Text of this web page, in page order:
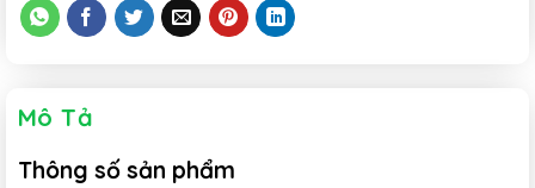
Mô Tả
Thông số sản phẩm